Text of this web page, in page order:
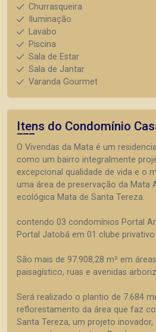
Churrasqueira
Iluminação
Lavabo
Piscina
Sala de Estar
Sala de Jantar
Varanda Gourmet
Itens do Condomínio
O Vivendas da Mata é um
como um bairro integralmente
excepcional qualidade de vida e o
uma área de preservação da Mata
ecológica Mata de Santa Tereza.
contendo 03 condomínios Portal
Portal Jatobá em 01 clube
São mais de 97.908,28 m² em
paisagístico, ruas e avenidas
Será realizado o plantio de 7.684
reflorestamento da área que faz
Santa Tereza, um projeto